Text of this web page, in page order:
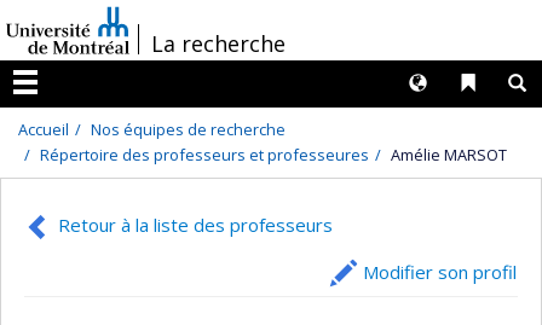
au
contenu
/La recherche
Menu
Liens
Langues
Accueil
Nos équipes de recherche
Répertoire des professeurs et professeures
Amélie MARSOT
Retour à la liste des professeurs
Modifier son profil